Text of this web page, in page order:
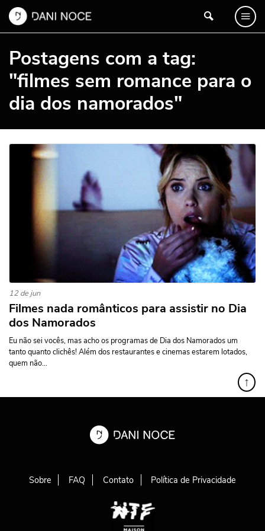
Postagens com a tag:
"filmes sem romance para o
dia dos namorados"
12 de jun
Filmes nada românticos para assistir no Dia
dos Namorados
Eu não sei vocês, mas acho os programas de Dia dos Namorados um
tanto quanto clichês! Além dos restaurantes e cinemas estarem lotados,
quem não...
↑
Sobre FAQ Contato Política de Privacidade